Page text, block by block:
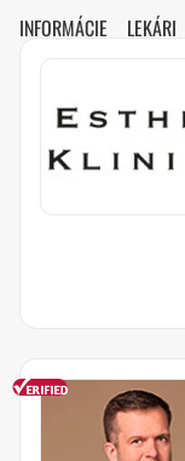
INFORMÁCIE LEKÁRI